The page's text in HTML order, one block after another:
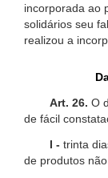
incorporada ao
solidários seu
realizou a
Art. 26. O
de fácil
I - trinta
de produtos